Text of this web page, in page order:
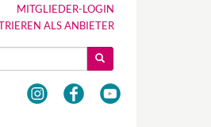
MITGLIEDER-LOGIN
ALS ANBIETER